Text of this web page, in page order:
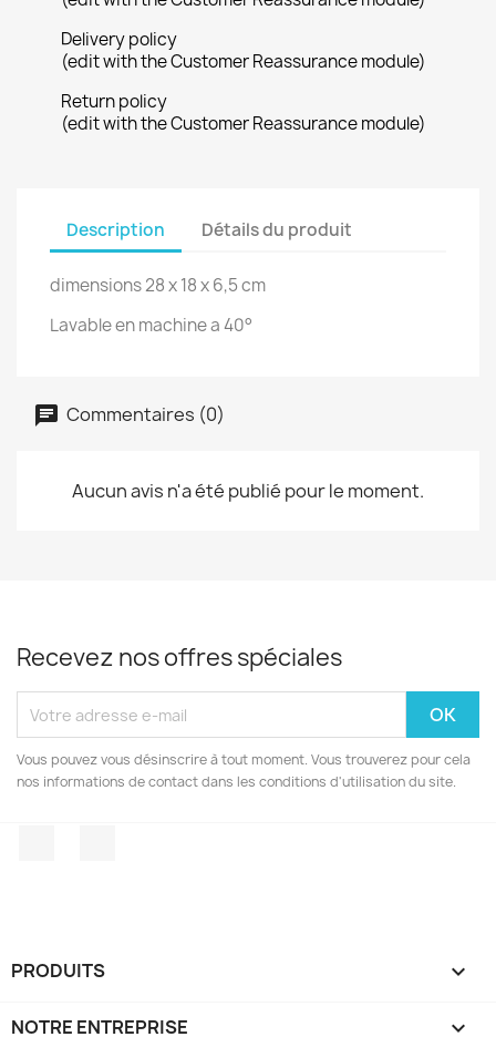
Delivery policy
(edit with the Customer Reassurance module)
Return policy
(edit with the Customer Reassurance module)
Description Détails du produit
dimensions 28 x 18 x 6,5 cm
Lavable en machine a 40°
Commentaires (0)
Aucun avis n'a été publié pour le moment.
Recevez nos offres spéciales
Vous pouvez vous désinscrire à tout moment. Vous trouverez pour cela
nos informations de contact dans les conditions d'utilisation du site.
PRODUITS 
NOTRE ENTREPRISE 